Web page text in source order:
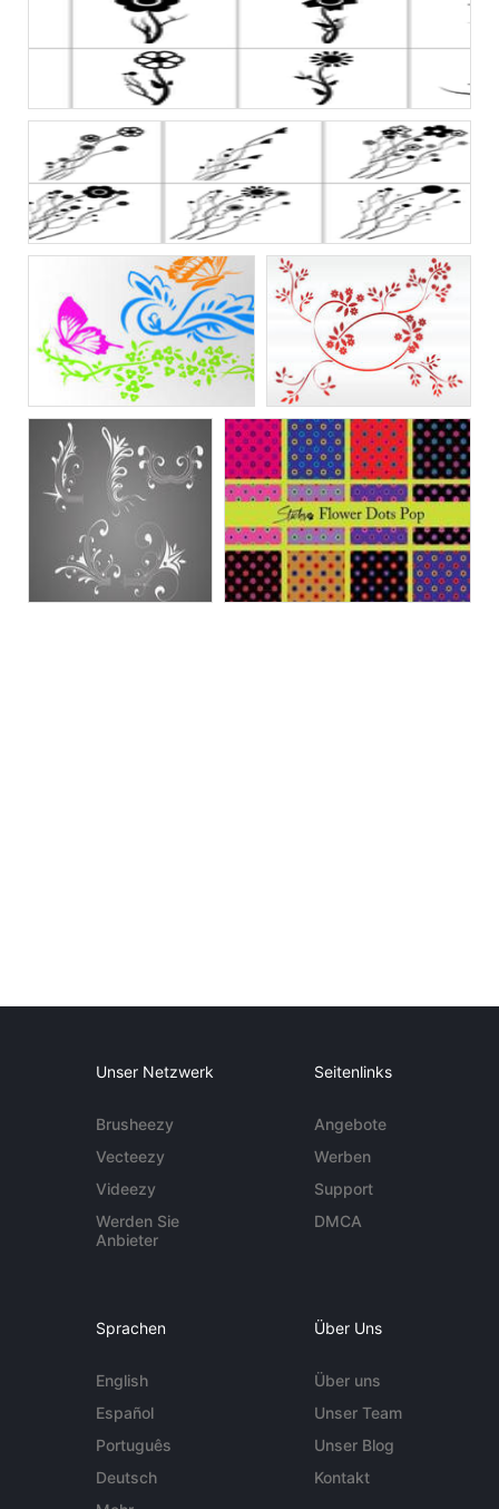
Unser Netzwerk
Brusheezy
Vecteezy
Videezy
Werden Sie
Anbieter
Seitenlinks
Angebote
Werben
Support
DMCA
Sprachen
English
Español
Português
Deutsch
Über Uns
Über uns
Unser Team
Unser Blog
Kontakt